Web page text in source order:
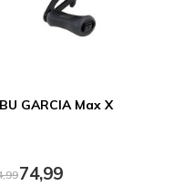
GARCIA Max X
74,99